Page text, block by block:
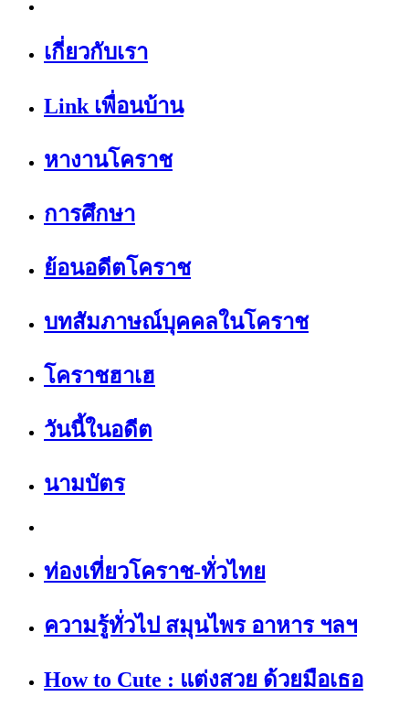
เกี่ยวกับเรา
Link เพื่อนบ้าน
หางานโคราช
การศึกษา
ย้อนอดีตโคราช
บทสัมภาษณ์บุคคลในโคราช
โคราชฮาเฮ
วันนี้ในอดีต
นามบัตร
ท่องเที่ยวโคราช-ทั่วไทย
ความรู้ทั่วไป สมุนไพร อาหาร ฯลฯ
How to Cute : แต่งสวย ด้วยมือเธอ